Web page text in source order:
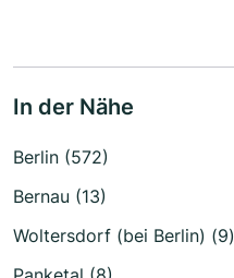
In der Nähe
Berlin (572)
Bernau (13)
Woltersdorf (bei Berlin) (9)